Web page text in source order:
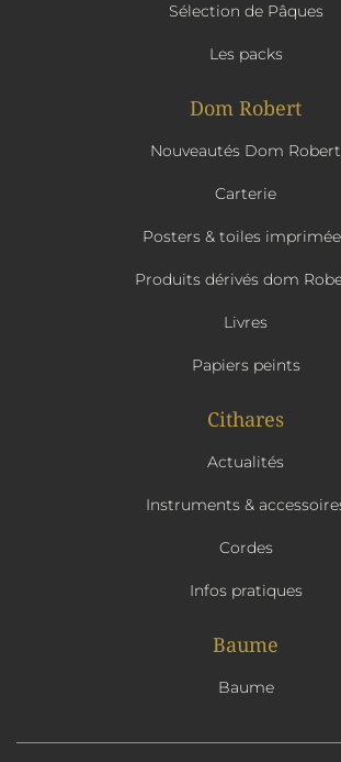
Sélection de Pâques
Les packs
Dom Robert
Nouveautés Dom Robert
Carterie
Posters & toiles
Produits dérivés dom
Livres
Papiers peints
Cithares
Actualités
Instruments &
Cordes
Infos pratiques
Baume
Baume